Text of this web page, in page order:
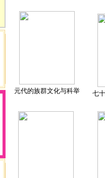
元代的族群文化与科举 七